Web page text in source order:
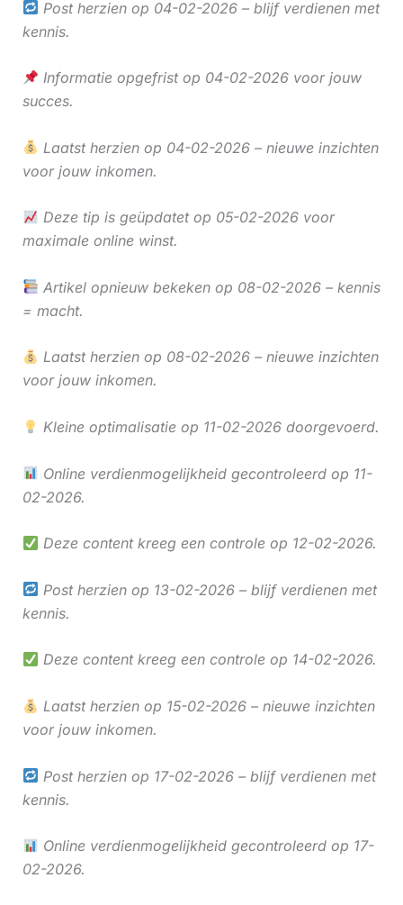
Post herzien op 04-02-2026 – blijf verdienen met
kennis.
Informatie opgefrist op 04-02-2026 voor jouw
succes.
Laatst herzien op 04-02-2026 – nieuwe inzichten
voor jouw inkomen.
Deze tip is geüpdatet op 05-02-2026 voor
maximale online winst.
Artikel opnieuw bekeken op 08-02-2026 – kennis
= macht.
Laatst herzien op 08-02-2026 – nieuwe inzichten
voor jouw inkomen.
Kleine optimalisatie op 11-02-2026 doorgevoerd.
Online verdienmogelijkheid gecontroleerd op 11-
02-2026.
Deze content kreeg een controle op 12-02-2026.
Post herzien op 13-02-2026 – blijf verdienen met
kennis.
Deze content kreeg een controle op 14-02-2026.
Laatst herzien op 15-02-2026 – nieuwe inzichten
voor jouw inkomen.
Post herzien op 17-02-2026 – blijf verdienen met
kennis.
Online verdienmogelijkheid gecontroleerd op 17-
02-2026.